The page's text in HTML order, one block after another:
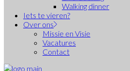
Walking dinner
Iets te vieren?
Over ons
Missie en Visie
Vacatures
Contact